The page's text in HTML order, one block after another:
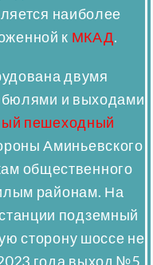
наиболее
к МКАД.
двумя
и выходами
пешеходный
Аминьевского
общественного
районам. На
подземный
сторону шоссе не
года выход №5